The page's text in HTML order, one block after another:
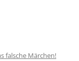
falsche Märchen!